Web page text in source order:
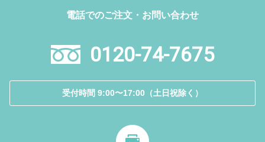
電話でのご注文・お問い合わせ
0120-74-7675
受付時間 9:00〜17:00（土日祝除く）